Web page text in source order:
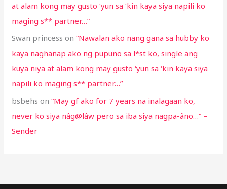
at alam kong may gusto ‘yun sa ‘kin kaya siya napili ko
maging s** partner…”
Swan princess on“Nawalan ako nang gana sa hubby ko
kaya naghanap ako ng pupuno sa l*st ko, single ang
kuya niya at alam kong may gusto ‘yun sa ‘kin kaya siya
napili ko maging s** partner…”
bsbehs on“May gf ako for 7 years na inalagaan ko,
never ko siya nâg@lâw pero sa iba siya nagpa-âno…” –
Sender